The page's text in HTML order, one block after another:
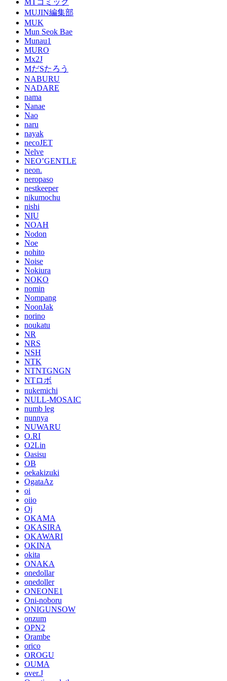
MTコミック
MUJIN編集部
MUK
Mun Seok Bae
Munau1
MURO
Mx2J
MだSたろう
NABURU
NADARE
nama
Nanae
Nao
naru
nayak
necoJET
Nelve
NEO’GENTLE
neon.
neropaso
nestkeeper
nikumochu
nishi
NIU
NOAH
Nodon
Noe
nohito
Noise
Nokiura
NOKO
nomin
Nompang
NoonJak
norino
noukatu
NR
NRS
NSH
NTK
NTNTGNGN
NTロボ
nukemichi
NULL-MOSAIC
numb leg
nunnya
NUWARU
O.RI
O2Lin
Oasisu
OB
oekakizuki
OgataAz
oi
oiio
Oj
OKAMA
OKASIRA
OKAWARI
OKINA
okita
ONAKA
onedollar
onedoller
ONEONE1
Oni-noboru
ONIGUNSOW
onzum
OPN2
Orambe
orico
OROGU
OUMA
over.J